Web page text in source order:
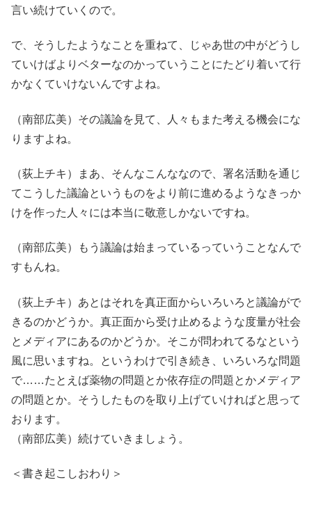
言い続けていくので。
で、そうしたようなことを重ねて、じゃあ世の中がどうし
ていけばよりベターなのかっていうことにたどり着いて行
かなくていけないんですよね。
（南部広美）その議論を見て、人々もまた考える機会にな
りますよね。
（荻上チキ）まあ、そんなこんななので、署名活動を通じ
てこうした議論というものをより前に進めるようなきっか
けを作った人々には本当に敬意しかないですね。
（南部広美）もう議論は始まっているっていうことなんで
すもんね。
（荻上チキ）あとはそれを真正面からいろいろと議論がで
きるのかどうか。真正面から受け止めるような度量が社会
とメディアにあるのかどうか。そこが問われてるなという
風に思いますね。というわけで引き続き、いろいろな問題
で……たとえば薬物の問題とか依存症の問題とかメディア
の問題とか。そうしたものを取り上げていければと思って
おります。
（南部広美）続けていきましょう。
＜書き起こしおわり＞